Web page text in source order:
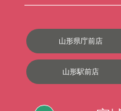
山形県庁前店
山形駅前店